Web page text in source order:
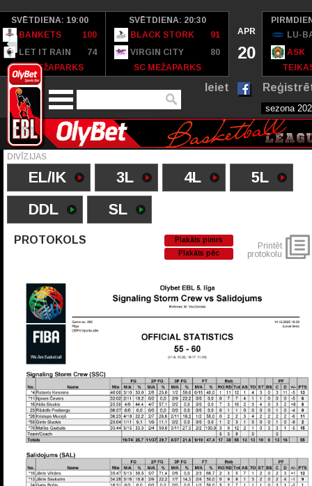
SVĒTDIENA: 19:00
BANKETS
100
LET IT RAIN
74
SC MEŽAPARKS
SVĒTDIENA: 20:30
BLACK STORK
91
VIRGIN CITY
80
SC MEŽAPARKS
APR
20
LU-
ASK
Ieiet
DIVĪZIJAS
EL/IK 3L 4L
5L
DDL
SL
PROTOKOLS
Plakāts pimrs
Plakāts pēc
Printēt
protokolu